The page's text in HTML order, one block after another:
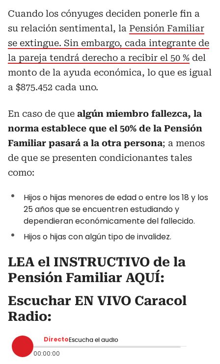
Cuando los cónyuges deciden ponerle fin a
su relación sentimental, la Pensión Familiar
se extingue. Sin embargo, cada integrante de
la pareja tendrá derecho a recibir el 50 % del
monto de la ayuda económica, lo que es igual
a $875.452 cada uno.
En caso de que algún miembro fallezca, la
norma establece que el 50% de la Pensión
Familiar pasará a la otra persona; a menos
de que se presenten condicionantes tales
como:
Hijos o hijas menores de edad o entre los 18 y los
25 años que se encuentren estudiando y
dependieran económicamente del fallecido.
Hijos o hijas con algún tipo de invalidez.
LEA el INSTRUCTIVO de la
Pensión Familiar AQUÍ:
Escuchar EN VIVO Caracol
Radio:
Directo Escucha el audio
00:00:00